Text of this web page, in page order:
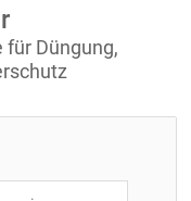
Düngung,